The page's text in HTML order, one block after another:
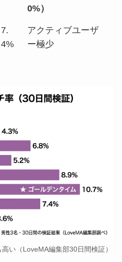
0%）
7.
4%
アクティブユーザ
ー極少
い（LoveMA編集部30日間検証）